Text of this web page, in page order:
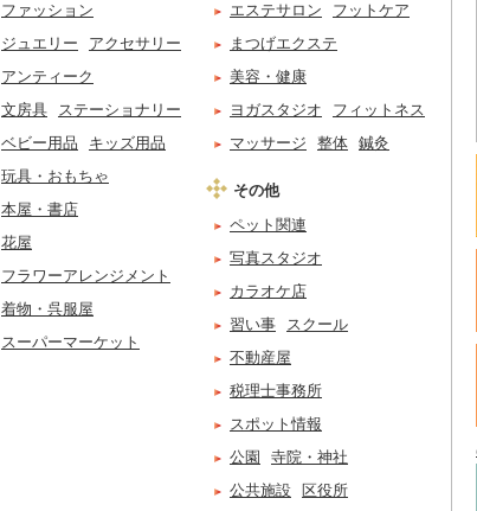
ファッション
ジュエリー
アクセサリー
アンティーク
文房具
ステーショナリー
ベビー用品
キッズ用品
玩具・おもちゃ
本屋・書店
花屋
フラワーアレンジメント
着物・呉服屋
スーパーマーケット
エステサロン
フットケア
まつげエクステ
美容・健康
ヨガスタジオ
フィットネス
マッサージ
整体 鍼灸
その他
ペット関連
写真スタジオ
カラオケ店
習い事
スクール
不動産屋
税理士事務所
スポット情報
公園
寺院・神社
公共施設
区役所